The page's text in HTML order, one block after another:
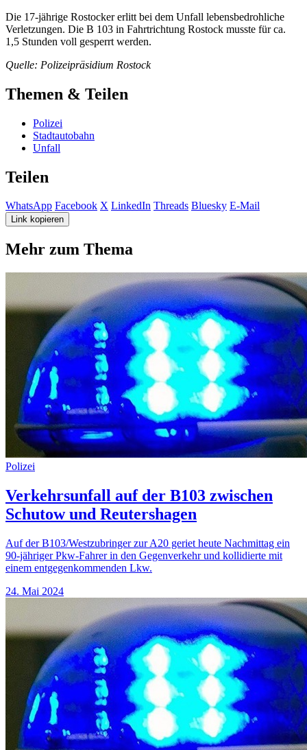
Die 17-jährige Rostocker erlitt bei dem Unfall lebensbedrohliche
Verletzungen. Die B 103 in Fahrtrichtung Rostock musste für ca.
1,5 Stunden voll gesperrt werden.
Quelle: Polizeipräsidium Rostock
Themen & Teilen
Polizei
Stadtautobahn
Unfall
Teilen
WhatsApp Facebook X LinkedIn Threads Bluesky E-Mail
Link kopieren
Mehr zum Thema
Polizei
Verkehrsunfall auf der B103 zwischen
Schutow und Reutershagen
Auf der B103/Westzubringer zur A20 geriet heute Nachmittag ein
90-jähriger Pkw-Fahrer in den Gegenverkehr und kollidierte mit
einem entgegenkommenden Lkw.
24. Mai 2024